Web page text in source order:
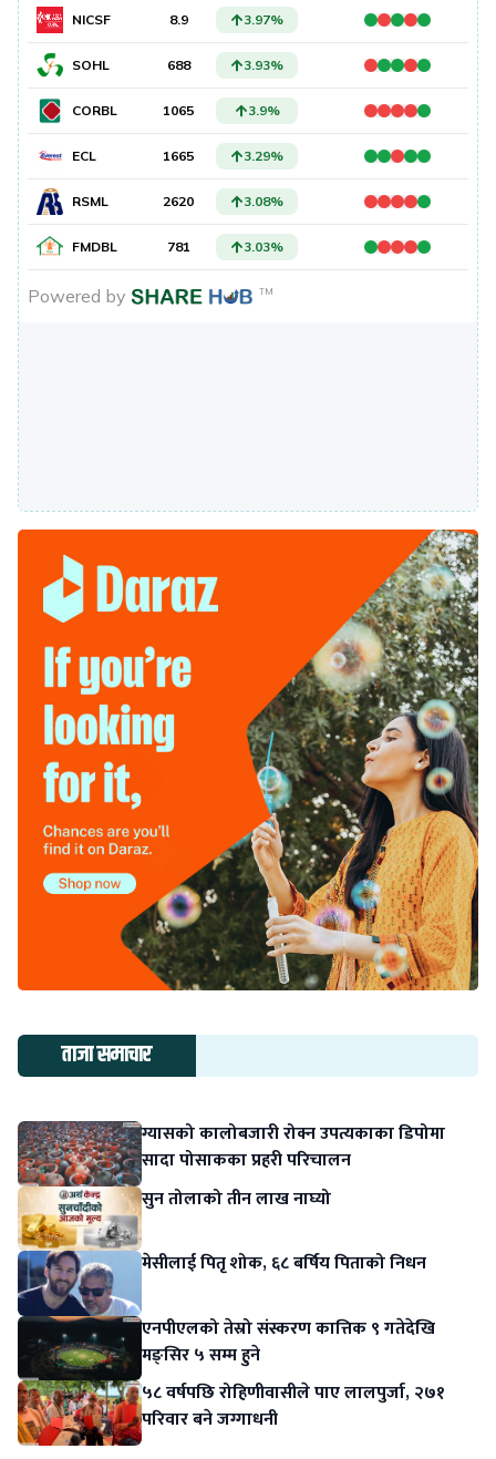
ताजा समाचार
ग्यासको कालोबजारी रोक्न उपत्यकाका डिपोमा
सादा पोसाकका प्रहरी परिचालन
सुन तोलाको तीन लाख नाघ्यो
मेसीलाई पितृ शोक, ६८ बर्षिय पिताको निधन
एनपीएलको तेस्रो संस्करण कात्तिक ९ गतेदेखि
मङ्सिर ५ सम्म हुने
५८ वर्षपछि रोहिणीवासीले पाए लालपुर्जा, २७१
परिवार बने जग्गाधनी